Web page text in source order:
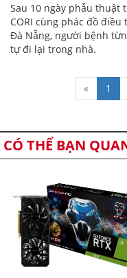
Sau 10 ngày phẫu thuật
CORI cùng phác đồ
Đà Nẵng, người bệnh
tự đi lại trong nhà.
« 1
CÓ THỂ BẠN